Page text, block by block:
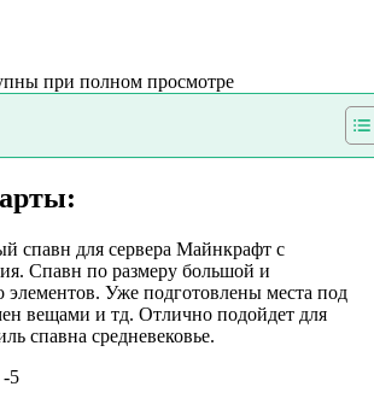
при полном просмотре
спавн для сервера Майнкрафт с
Спавн по размеру большой и
Уже подготовлены места под
вещами и тд. Отлично подойдет для
спавна средневековье.
-5